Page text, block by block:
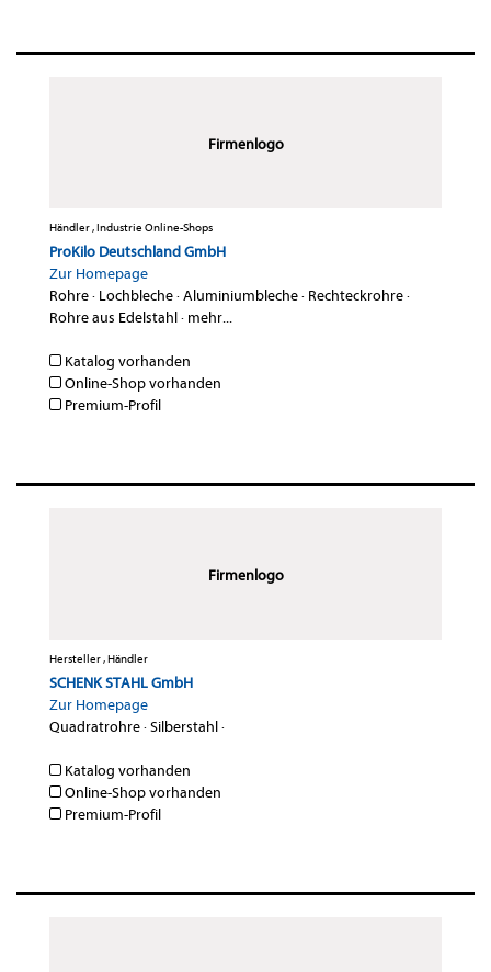
Firmenlogo
Händler , Industrie Online-Shops
ProKilo Deutschland GmbH
Zur Homepage
Rohre· Lochbleche·Aluminiumbleche· Rechteckrohre·
Rohre aus Edelstahl· mehr...
Katalog vorhanden
Online-Shop vorhanden
Premium-Profil
Firmenlogo
Hersteller , Händler
SCHENK STAHL GmbH
Zur Homepage
Quadratrohre·Silberstahl·
Katalog vorhanden
Online-Shop vorhanden
Premium-Profil